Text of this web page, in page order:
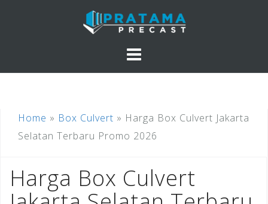
Home » Box Culvert » Harga Box Culvert Jakarta
Selatan Terbaru Promo 2026
Harga Box Culvert